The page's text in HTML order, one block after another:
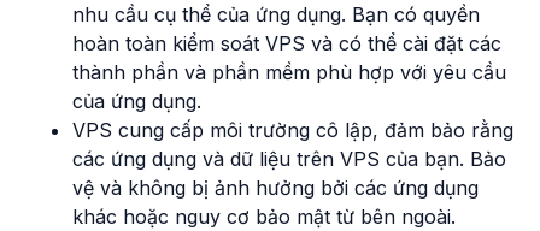
nhu cầu cụ thể của ứng dụng. Bạn có quyền
hoàn toàn kiểm soát VPS và có thể cài đặt các
thành phần và phần mềm phù hợp với yêu cầu
của ứng dụng.
VPS cung cấp môi trường cô lập, đảm bảo rằng
các ứng dụng và dữ liệu trên VPS của bạn. Bảo
vệ và không bị ảnh hưởng bởi các ứng dụng
khác hoặc nguy cơ bảo mật từ bên ngoài.